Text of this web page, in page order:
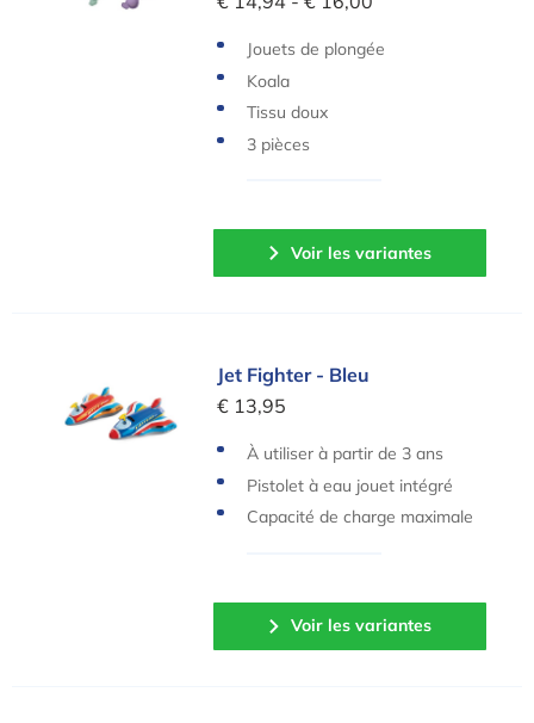
Jouets de plongée
Koala
Tissu doux
3 pièces
Voir les variantes
Jet Fighter - Bleu
€ 13,95
À utiliser à partir de 3 ans
Pistolet à eau jouet intégré
Capacité de charge maximale
Voir les variantes